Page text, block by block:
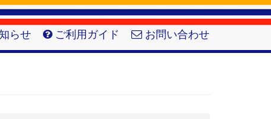
らせ ご利用ガイド お問い合わせ